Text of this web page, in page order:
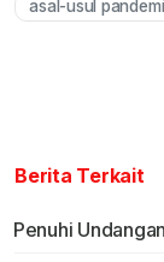
asal-usul
Berita Terkait
Penuhi